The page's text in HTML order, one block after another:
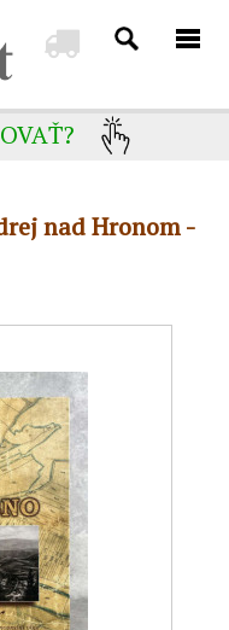
nad Hronom -